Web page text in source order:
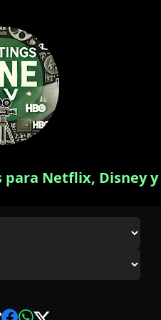
para Netflix, Disney